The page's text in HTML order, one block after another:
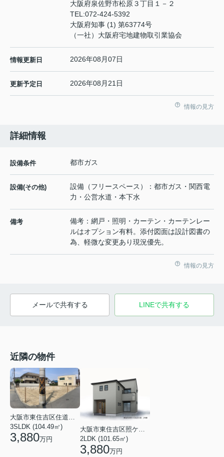
大阪府泉佐野市松原３丁目１－２
TEL:072-424-5392
大阪府知事 (1) 第63774号
（一社）大阪府宅地建物取引業協会
情報更新日 2026年08月07日
更新予定日 2026年08月21日
情報の見方
詳細情報
設備条件 都市ガス
設備(その他)
設備（フリースペース）：都市ガス・関西電
力・公営水道・本下水
備考
備考：網戸・照明・カーテン・カーテンレー
ルはオプション有料。添付図面は設計図書の
為、軽微な変更あり現況優先。
情報の見方
メールで共有する LINEで共有する
近隣の物件
大阪市東住吉区住道矢田４丁目
3SLDK (104.49㎡)
3,880万円
大阪市東住吉区照ケ丘矢田３丁目
2LDK (101.65㎡)
3,880万円